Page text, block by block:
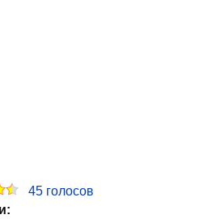
45 голосов